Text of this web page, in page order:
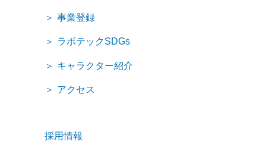
事業登録
ラボテックSDGs
キャラクター紹介
アクセス
採用情報